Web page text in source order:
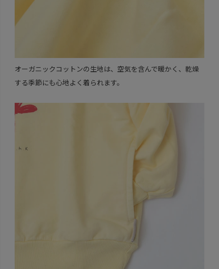
オーガニックコットンの生地は、空気を含んで暖かく、乾燥
する季節にも心地よく着られます。